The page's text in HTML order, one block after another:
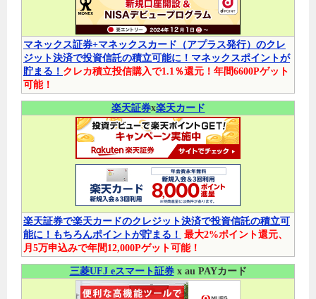
マネックス証券+マネックスカード（アプラス発行）のクレ
ジット決済で投資信託の積立可能に！マネックスポイントが
貯まる！ クレカ積立投信購入で1.1％還元！年間6600Pゲット
可能！
楽天証券x楽天カード
楽天証券で楽天カードのクレジット決済で投資信託の積立可
能に！もちろんポイントが貯まる！ 最大2%ポイント還元、
月5万申込みで年間12,000Pゲット可能！
三菱UFJ eスマート証券x au PAYカード